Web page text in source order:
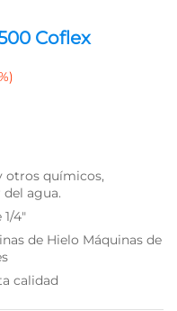
Coflex
otros químicos,
agua.
4″
de Hielo Máquinas de
calidad